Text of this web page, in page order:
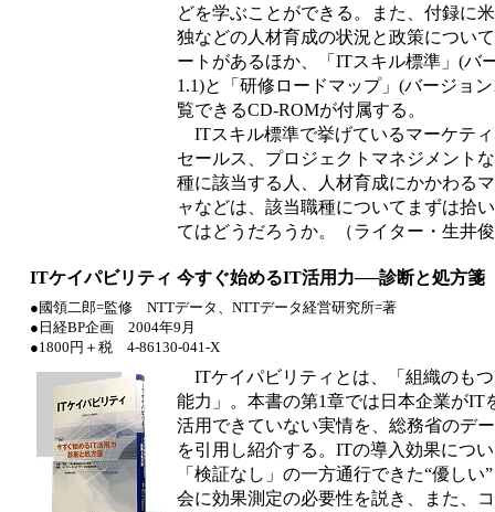
どを学ぶことができる。また、付録に
独などの人材育成の状況と政策につい
ートがあるほか、「ITスキル標準」(バ
1.1)と「研修ロードマップ」(バージョ
覧できるCD-ROMが付属する。
ITスキル標準で挙げているマーケテ
セールス、プロジェクトマネジメント
種に該当する人、人材育成にかかわる
ャなどは、該当職種についてまずは拾
てはどうだろうか。（ライター・生井
ITケイパビリティ 今すぐ始めるIT活用力──診断と処方箋
●國領二郎=監修 NTTデータ、NTTデータ経営研究所=著
●日経BP企画 2004年9月
●1800円＋税 4-86130-041-X
ITケイパビリティとは、「組織のも
能力」。本書の第1章では日本企業がIT
活用できていない実情を、総務省のデ
を引用し紹介する。ITの導入効果につ
「検証なし」の一方通行できた“優しい
会に効果測定の必要性を説き、また、